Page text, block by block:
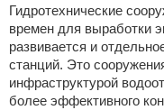
Гидротехнические
времен для выработки
развивается и
станций. Это
инфраструктурой
более эффективного